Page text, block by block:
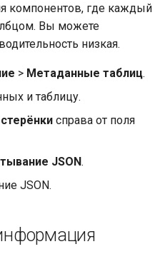
компонентов, где каждый
Вы можете
низкая.
> Метаданные таблиц.
и таблицу.
справа от поля
JSON.
JSON.